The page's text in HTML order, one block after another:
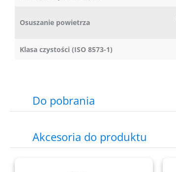
Osuszanie powietrza
Klasa czystości (ISO 8573-1)
Do pobrania
Akcesoria do produktu